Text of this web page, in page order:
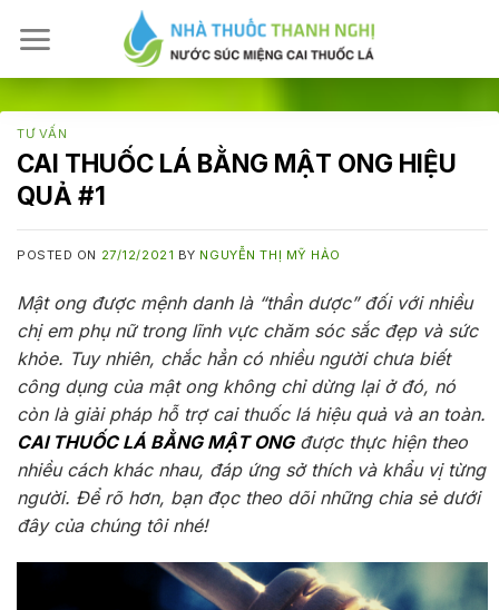
TƯ VẤN
CAI THUỐC LÁ BẰNG MẬT ONG HIỆU
QUẢ #1
POSTED ON 27/12/2021 BY NGUYỄN THỊ MỸ HẢO
Mật ong được mệnh danh là “thần dược” đối với nhiều
chị em phụ nữ trong lĩnh vực chăm sóc sắc đẹp và sức
khỏe. Tuy nhiên, chắc hẳn có nhiều người chưa biết
công dụng của mật ong không chỉ dừng lại ở đó, nó
còn là giải pháp hỗ trợ cai thuốc lá hiệu quả và an toàn.
CAI THUỐC LÁ BẰNG MẬT ONGđược thực hiện theo
nhiều cách khác nhau, đáp ứng sở thích và khẩu vị từng
người. Để rõ hơn, bạn đọc theo dõi những chia sẻ dưới
đây của chúng tôi nhé!